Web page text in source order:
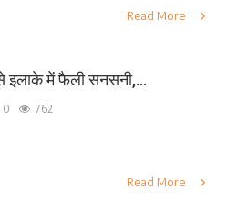
Read More
इलाके में फैली सनसनी,...
0 762
Read More